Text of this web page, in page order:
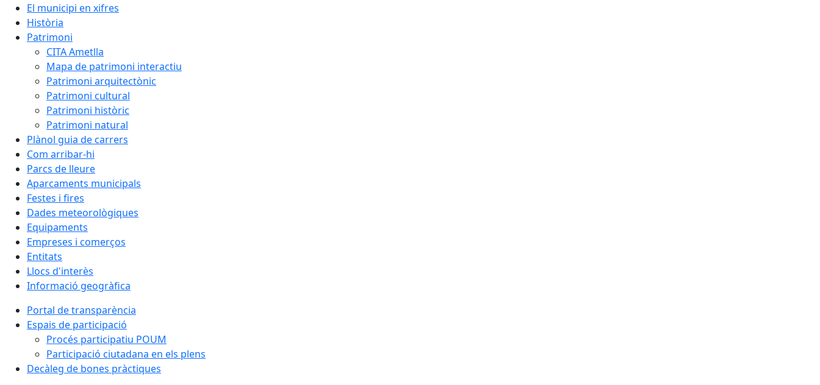
El municipi en xifres
Història
Patrimoni
CITA Ametlla
Mapa de patrimoni interactiu
Patrimoni arquitectònic
Patrimoni cultural
Patrimoni històric
Patrimoni natural
Plànol guia de carrers
Com arribar-hi
Parcs de lleure
Aparcaments municipals
Festes i fires
Dades meteorològiques
Equipaments
Empreses i comerços
Entitats
Llocs d'interès
Informació geogràfica
Portal de transparència
Espais de participació
Procés participatiu POUM
Participació ciutadana en els plens
Decàleg de bones pràctiques